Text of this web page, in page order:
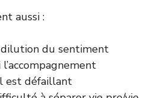
aussi :
dilution du sentiment
l’accompagnement
est défaillant